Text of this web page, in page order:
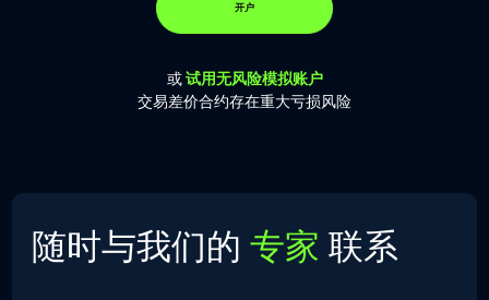
开户
或 试用无风险模拟账户
交易差价合约存在重大亏损风险
随时与我们的专家 联系